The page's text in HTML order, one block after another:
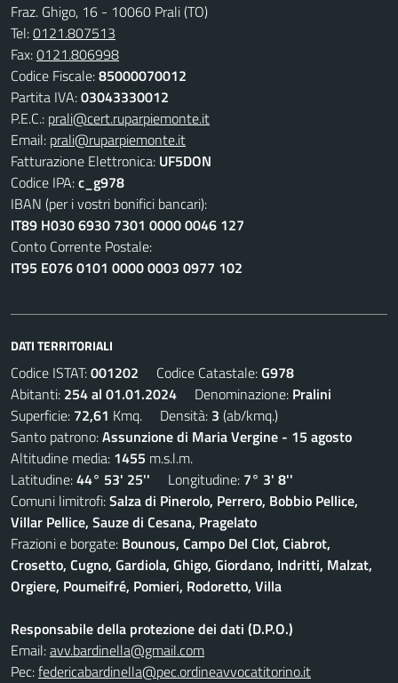
Fraz. Ghigo, 16 - 10060 Prali (TO)
Tel:0121.807513
Fax:0121.806998
Codice Fiscale:85000070012
Partita IVA:03043330012
P.E.C.: prali@cert.ruparpiemonte.it
Email: prali@ruparpiemonte.it
Fatturazione Elettronica: UF5DON
Codice IPA:c_g978
IBAN (per i vostri bonifici bancari):
IT89 H030 6930 7301 0000 0046 127
Conto Corrente Postale:
IT95 E076 0101 0000 0003 0977 102
DATI TERRITORIALI
Codice ISTAT:001202 Codice Catastale:G978
Abitanti: 254 al 01.01.2024 Denominazione: Pralini
Superficie: 72,61 Kmq. Densità: 3 (ab/kmq.)
Santo patrono:Assunzione di Maria Vergine - 15 agosto
Altitudine media: 1455 m.s.l.m.
Latitudine:44° 53' 25'' Longitudine: 7° 3' 8''
Comuni limitrofi:Salza di Pinerolo, Perrero, Bobbio Pellice,
Villar Pellice, Sauze di Cesana, Pragelato
Frazioni e borgate: Bounous, Campo Del Clot, Ciabrot,
Crosetto, Cugno, Gardiola, Ghigo, Giordano, Indritti, Malzat,
Orgiere, Poumeifré, Pomieri, Rodoretto, Villa
Responsabile della protezione dei dati (D.P.O.)
Email:avv.bardinella@gmail.com
Pec:federicabardinella@pec.ordineavvocatitorino.it